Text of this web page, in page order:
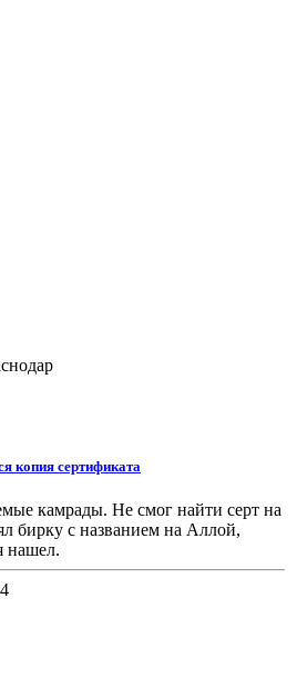
копия сертификата
камрады. Не смог найти серт на
бирку с названием на Аллой,
нашел.